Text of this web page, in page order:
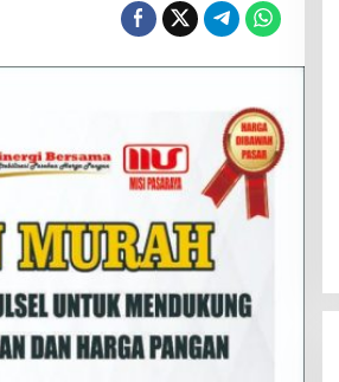
Gentar Lawan Koalisi SUKSES!!
Di Politik | Agustus 28, 2024